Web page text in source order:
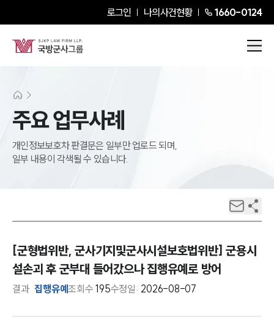
로그인 나의사건현황 1660-0124
주요 업무사례
개인정보보호차 판결문은 일부만 업로드 되며,
일부 내용이 각색될 수 있습니다.
[군형법위반, 군사기지및군사시설보호법위반] 군용시
설손괴 후 군부대 들어갔으나 집행유예로 방어
결과 집행유예조회수195수정일: 2026-08-07